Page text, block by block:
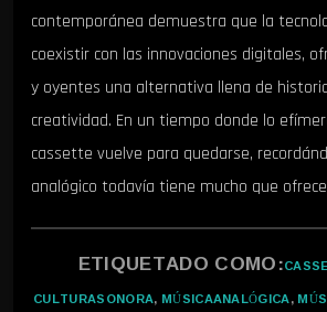
contemporánea demuestra que la
coexistir con las innovaciones digitales,
y oyentes una alternativa llena de
creatividad. En un tiempo donde lo
cassette vuelve para quedarse,
analógico todavía tiene mucho que
ETIQUETADO COMO:
CULTURASONORA, MÚSICAANALÓGICA,